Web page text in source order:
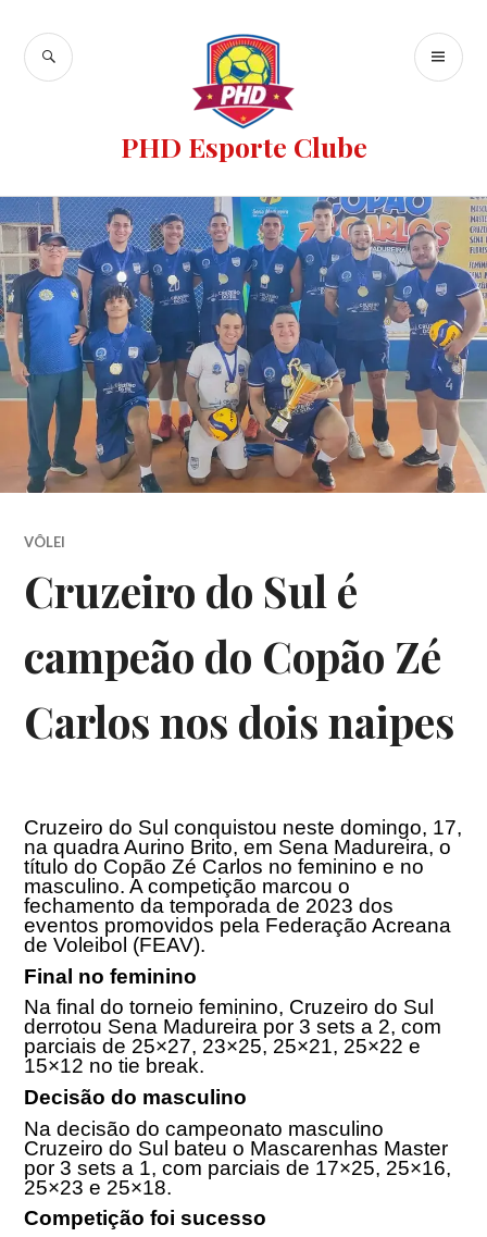
PHD Esporte Clube
VÔLEI
Cruzeiro do Sul é
campeão do Copão Zé
Carlos nos dois naipes
Cruzeiro do Sul conquistou neste domingo, 17,
na quadra Aurino Brito, em Sena Madureira, o
título do Copão Zé Carlos no feminino e no
masculino. A competição marcou o
fechamento da temporada de 2023 dos
eventos promovidos pela Federação Acreana
de Voleibol (FEAV).
Final no feminino
Na final do torneio feminino, Cruzeiro do Sul
derrotou Sena Madureira por 3 sets a 2, com
parciais de 25×27, 23×25, 25×21, 25×22 e
15×12 no tie break.
Decisão do masculino
Na decisão do campeonato masculino
Cruzeiro do Sul bateu o Mascarenhas Master
por 3 sets a 1, com parciais de 17×25, 25×16,
25×23 e 25×18.
Competição foi sucesso